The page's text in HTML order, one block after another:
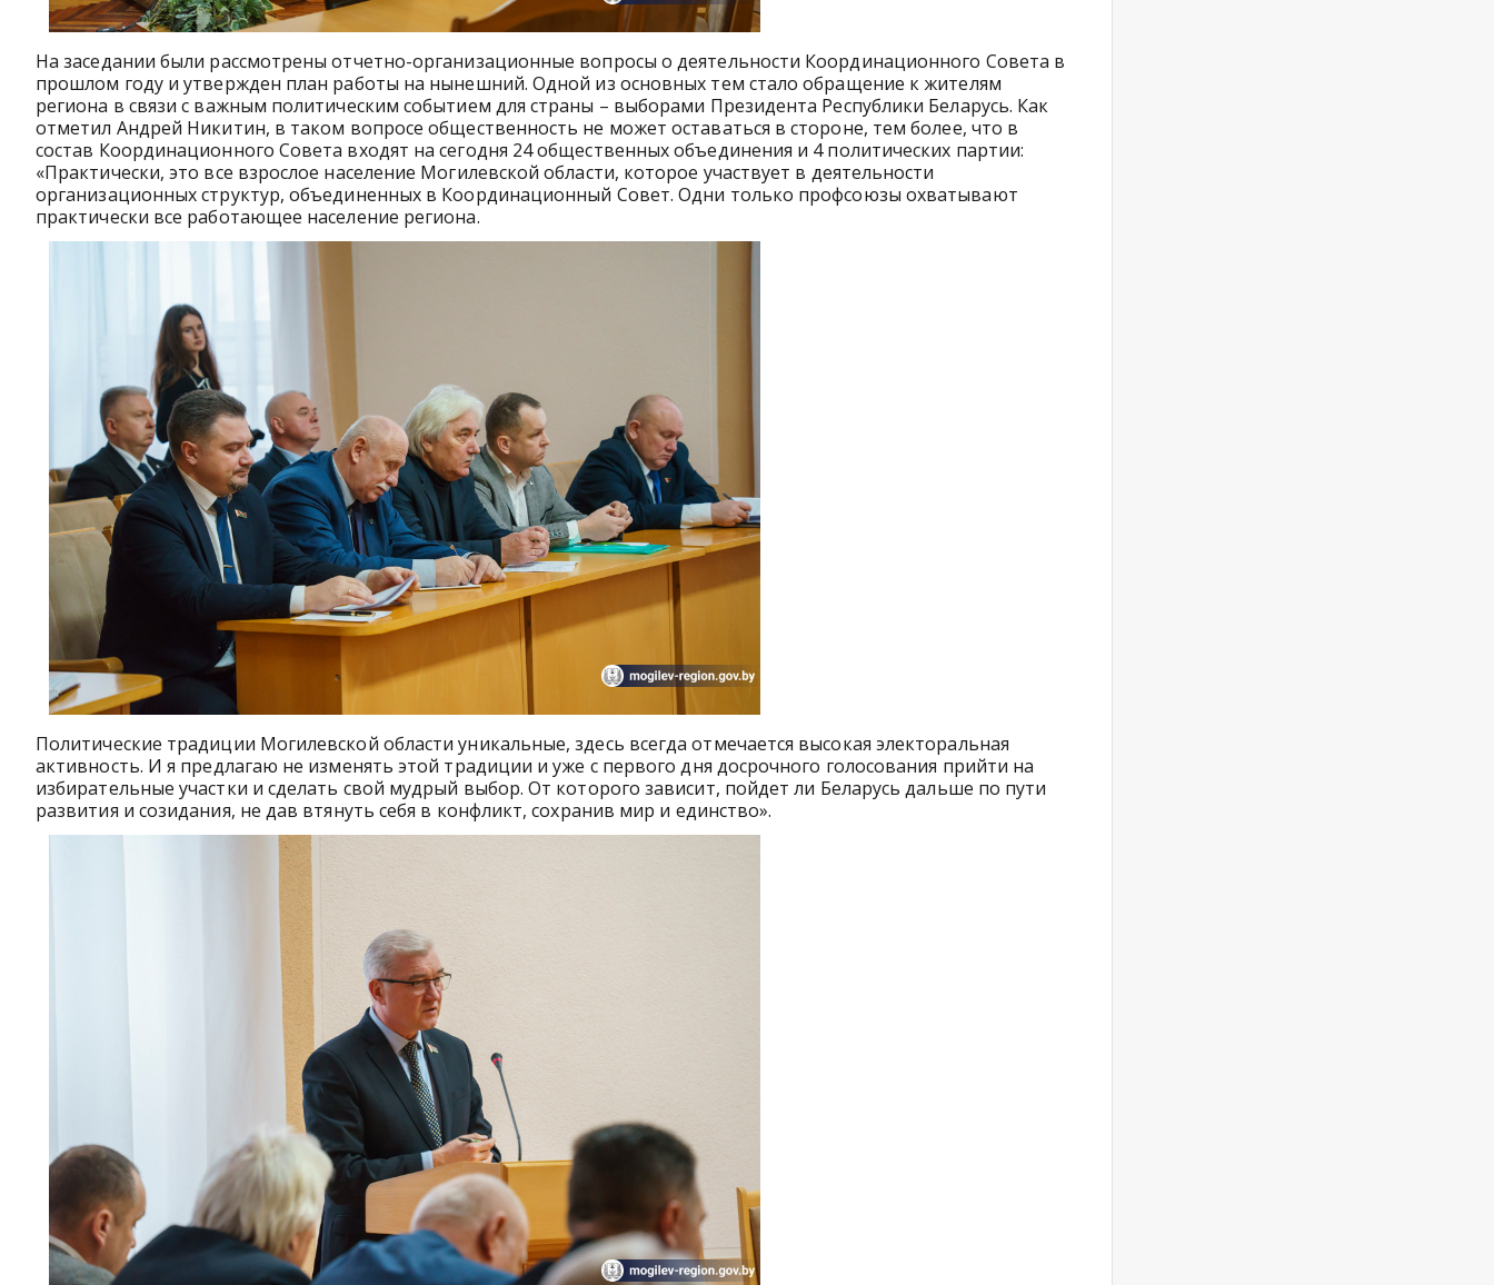
На заседании были рассмотрены отчетно-организационные вопросы о деятельности Координационного Совета в
прошлом году и утвержден план работы на нынешний. Одной из основных тем стало обращение к жителям
региона в связи с важным политическим событием для страны – выборами Президента Республики Беларусь. Как
отметил Андрей Никитин, в таком вопросе общественность не может оставаться в стороне, тем более, что в
состав Координационного Совета входят на сегодня 24 общественных объединения и 4 политических партии:
«Практически, это все взрослое население Могилевской области, которое участвует в деятельности
организационных структур, объединенных в Координационный Совет. Одни только профсоюзы охватывают
практически все работающее население региона.
Политические традиции Могилевской области уникальные, здесь всегда отмечается высокая электоральная
активность. И я предлагаю не изменять этой традиции и уже с первого дня досрочного голосования прийти на
избирательные участки и сделать свой мудрый выбор. От которого зависит, пойдет ли Беларусь дальше по пути
развития и созидания, не дав втянуть себя в конфликт, сохранив мир и единство».